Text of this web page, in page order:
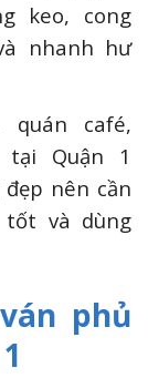
keo, cong
nhanh hư
quán café,
tại Quận 1
nên cần
và dùng
phủ